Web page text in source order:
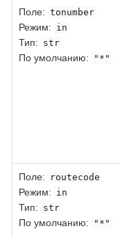
Поле: tonumber
Режим: in
Тип: str
По умолчанию: "*"
Поле: routecode
Режим: in
Тип: str
По умолчанию: "*"